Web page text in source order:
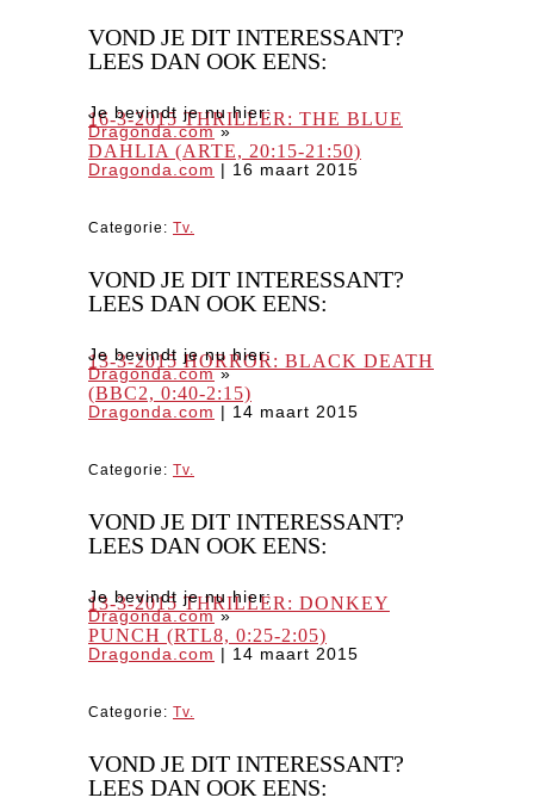
VOND JE DIT INTERESSANT?
LEES DAN OOK EENS:
16-3-2015 THRILLER: THE BLUE
DAHLIA (ARTE, 20:15-21:50)
Je bevindt je nu hier:
Dragonda.com»
Dragonda.com | 16 maart 2015
Categorie: Tv.
VOND JE DIT INTERESSANT?
LEES DAN OOK EENS:
13-3-2015 HORROR: BLACK DEATH
(BBC2, 0:40-2:15)
Je bevindt je nu hier:
Dragonda.com»
Dragonda.com | 14 maart 2015
Categorie: Tv.
VOND JE DIT INTERESSANT?
LEES DAN OOK EENS:
13-3-2015 THRILLER: DONKEY
PUNCH (RTL8, 0:25-2:05)
Je bevindt je nu hier:
Dragonda.com»
Dragonda.com | 14 maart 2015
Categorie: Tv.
VOND JE DIT INTERESSANT?
LEES DAN OOK EENS: